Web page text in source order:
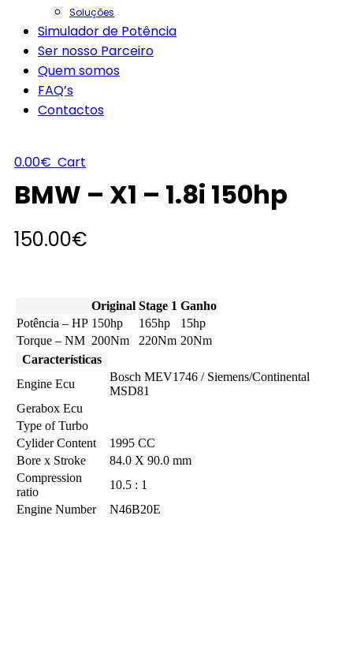
Soluções
Simulador de Potência
Ser nosso Parceiro
Quem somos
FAQ’s
Contactos
0.00€ Cart
BMW – X1 – 1.8i 150hp
150.00€
Original Stage 1 Ganho
Potência – HP 150hp 165hp
15hp
Torque – NM 200Nm 220Nm 20Nm
Características
Engine Ecu
Bosch MEV1746 / Siemens/Continental
MSD81
Gerabox Ecu
Type of Turbo
Cylider Content
1995 CC
Bore x Stroke
84.0 X 90.0 mm
Compression
ratio
10.5 : 1
Engine Number
N46B20E